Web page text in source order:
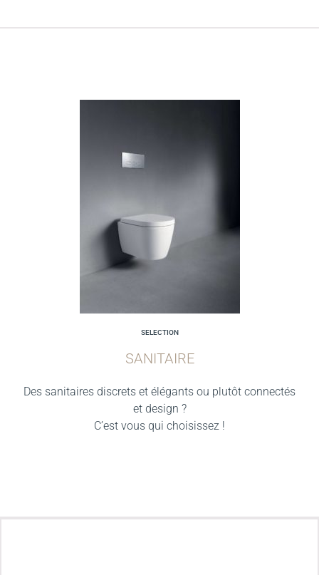
SELECTION
SANITAIRE
Des sanitaires discrets et élégants ou plutôt connectés
et design ?
C’est vous qui choisissez !